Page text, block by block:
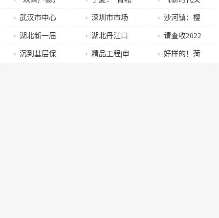
共普新篇章”
春节游园活动
主题
中国·冬藏未
来”直播助农助
农民丰收更增
明实践】台东
街道顺兴路社
区开展“巧手做
武汉市中心
医院病房肺康
复加速新冠治
深圳市市场
监管局发布4
份合规经营指
沙河镇：樱
桃大棚春意浓
湖北新一届
省政协主席、
湖北丹江口
市六里坪镇：
请查收2022
年度科普“账
沉到基层保 精品工程|审 好样的！菏